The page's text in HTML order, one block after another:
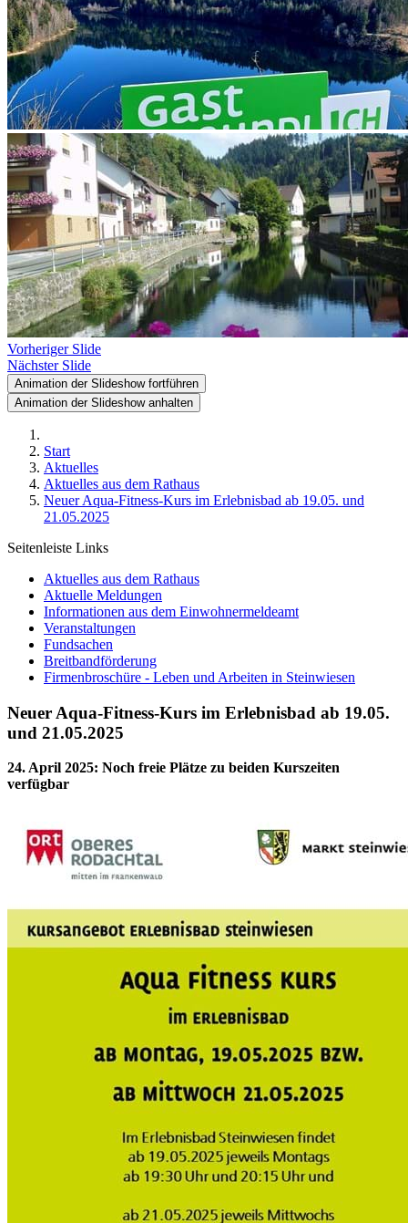
Vorheriger Slide
Nächster Slide
Animation der Slideshow fortführen
Animation der Slideshow anhalten
Start
Aktuelles
Aktuelles aus dem Rathaus
Neuer Aqua-Fitness-Kurs im Erlebnisbad ab 19.05. und
21.05.2025
Seitenleiste Links
Aktuelles aus dem Rathaus
Aktuelle Meldungen
Informationen aus dem Einwohnermeldeamt
Veranstaltungen
Fundsachen
Breitbandförderung
Firmenbroschüre - Leben und Arbeiten in Steinwiesen
Neuer Aqua-Fitness-Kurs im Erlebnisbad ab 19.05.
und 21.05.2025
24. April 2025: Noch freie Plätze zu beiden Kurszeiten
verfügbar